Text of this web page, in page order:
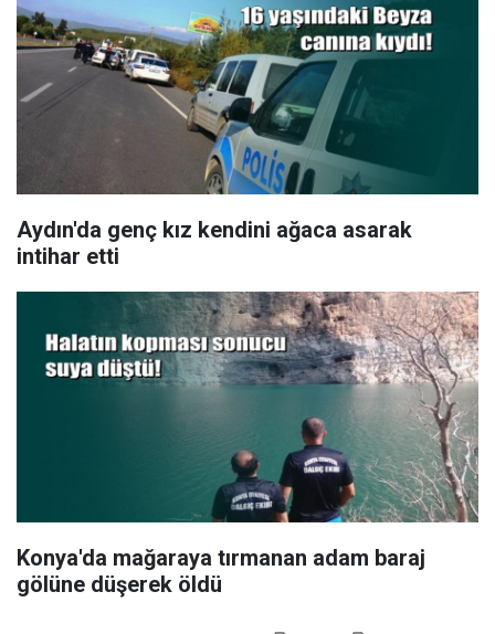
Aydın'da genç kız kendini ağaca asarak
intihar etti
Konya'da mağaraya tırmanan adam baraj
gölüne düşerek öldü